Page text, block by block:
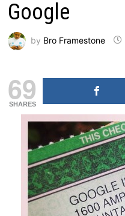
Google
by Bro Framestone
69
SHARES